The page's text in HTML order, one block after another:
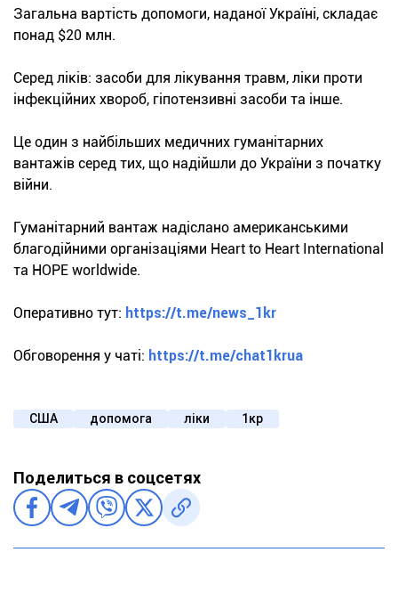
Загальна вартість допомоги, наданої Україні, складає
понад $20 млн.
Серед ліків: засоби для лікування травм, ліки проти
інфекційних хвороб, гіпотензивні засоби та інше.
Це один з найбільших медичних гуманітарних
вантажів серед тих, що надійшли до України з початку
війни.
Гуманітарний вантаж надіслано американськими
благодійними організаціями Heart to Heart International
та HOPE worldwide.
Оперативно тут: https://t.me/news_1kr
Обговорення у чаті: https://t.me/chat1krua
США допомога ліки 1кр
Поделиться в соцсетях